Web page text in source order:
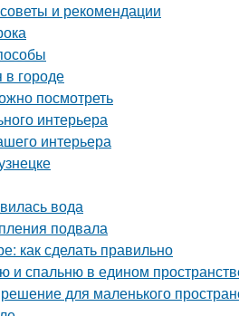
и рекомендации
в городе
посмотреть
интерьера
интерьера
вода
подвала
как сделать правильно
и спальню в едином
для маленького